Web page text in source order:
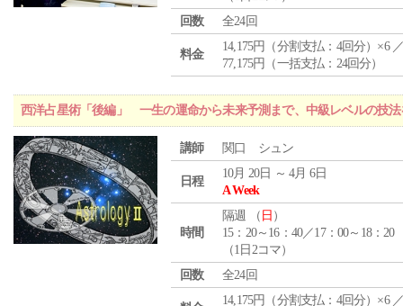
回数
全24回
料金
14,175円（分割支払：4回分）×6
77,175円（一括支払：24回分）
西洋占星術「後編」 一生の運命から未来予測まで、中級レベルの技法
講師 関口 シュン
日程
10月 20日 ～ 4月 6日
A Week
時間
隔週 （ 日 ）
15：20～16：40／17：00～18：20
（1日2コマ）
回数
全24回
14,175円（分割支払：4回分）×6